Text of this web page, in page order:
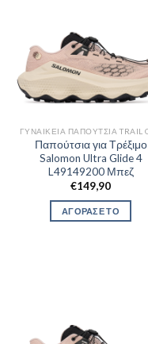
Παπούτσια για Τρέξιμο
Salomon Ultra Glide 4
L49149200 Μπεζ
€149,90
ΑΓΟΡΑΣΕ ΤΟ